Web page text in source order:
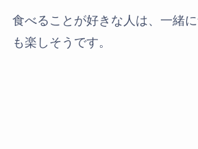
食べることが好きな人は、一緒
も楽しそうです。